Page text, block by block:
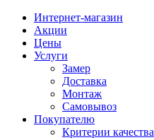
Интернет-магазин
Акции
Цены
Услуги
Замер
Доставка
Монтаж
Самовывоз
Покупателю
Критерии качества